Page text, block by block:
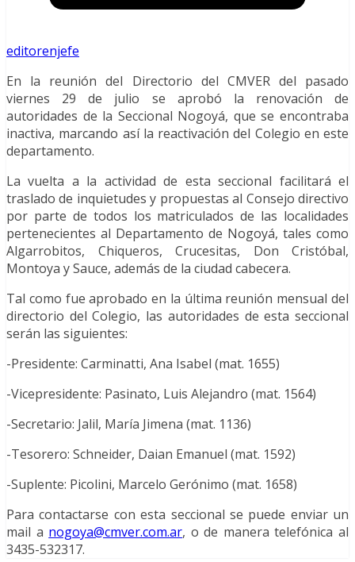
editorenjefe
En la reunión del Directorio del CMVER del pasado
viernes 29 de julio se aprobó la renovación de
autoridades de la Seccional Nogoyá, que se encontraba
inactiva, marcando así la reactivación del Colegio en este
departamento.
La vuelta a la actividad de esta seccional facilitará el
traslado de inquietudes y propuestas al Consejo directivo
por parte de todos los matriculados de las localidades
pertenecientes al Departamento de Nogoyá, tales como
Algarrobitos, Chiqueros, Crucesitas, Don Cristóbal,
Montoya y Sauce, además de la ciudad cabecera.
Tal como fue aprobado en la última reunión mensual del
directorio del Colegio, las autoridades de esta seccional
serán las siguientes:
-Presidente: Carminatti, Ana Isabel (mat. 1655)
-Vicepresidente: Pasinato, Luis Alejandro (mat. 1564)
-Secretario: Jalil, María Jimena (mat. 1136)
-Tesorero: Schneider, Daian Emanuel (mat. 1592)
-Suplente: Picolini, Marcelo Gerónimo (mat. 1658)
Para contactarse con esta seccional se puede enviar un
mail a nogoya@cmver.com.ar, o de manera telefónica al
3435-532317.